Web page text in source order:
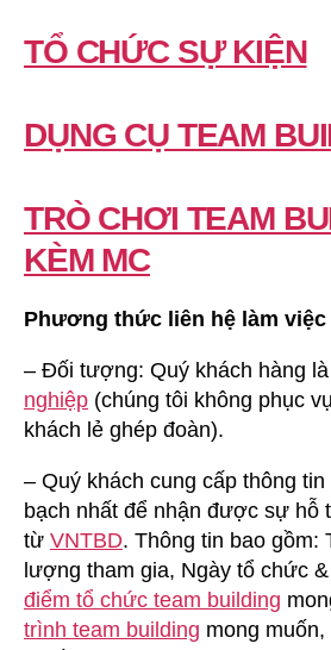
TỔ CHỨC SỰ KIỆN
DỤNG CỤ TEAM
TRÒ CHƠI TEAM
KÈM MC
Phương thức liên hệ làm
– Đối tượng: Quý khách hàng là
nghiệp (chúng tôi không phục
khách lẻ ghép đoàn).
– Quý khách cung cấp thông
bạch nhất để nhận được sự hỗ
từ VNTBD. Thông tin bao gồm:
lượng tham gia, Ngày tổ chức
điểm tổ chức team building
trình team building mong